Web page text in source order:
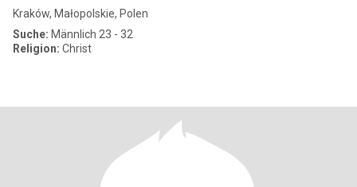
Kraków, Małopolskie, Polen
Suche: Männlich 23 - 32
Religion: Christ